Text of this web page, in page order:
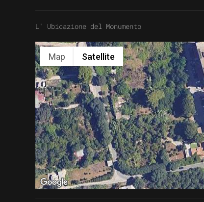
L' Ubicazione del Monumento
Map Satellite